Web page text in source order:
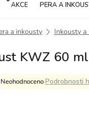
AKCE PERA A
a inkousty Inkousty a
KWZ 60
Průměrné
hodnocení
NeohodnocenoPodrobnosti